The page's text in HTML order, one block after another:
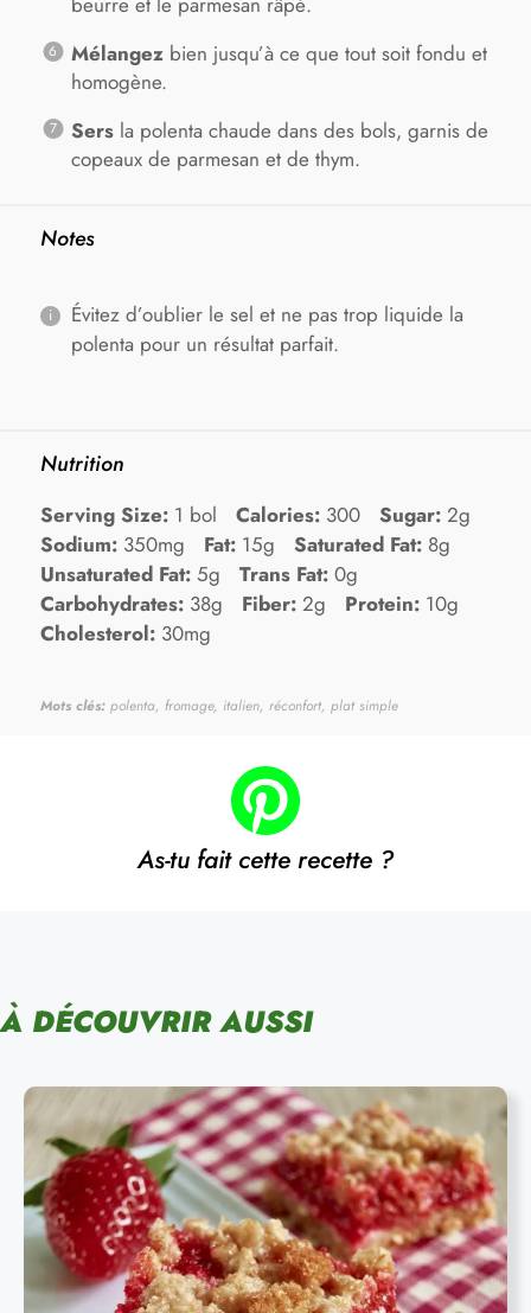
Mélangezbien jusqu’à ce que tout soit fondu et
homogène.
Sersla polenta chaude dans des bols, garnis de
copeaux de parmesan et de thym.
Notes
Évitez d’oublier le sel et ne pas trop liquide la
polenta pour un résultat parfait.
Nutrition
Serving Size: 1 bol Calories: 300 Sugar: 2g
Sodium: 350mg Fat: 15g Saturated Fat: 8g
Unsaturated Fat: 5g Trans Fat: 0g
Carbohydrates: 38g Fiber: 2g Protein: 10g
Cholesterol: 30mg
Mots clés: polenta, fromage, italien, réconfort, plat simple
As-tu fait cette recette ?
À DÉCOUVRIR AUSSI